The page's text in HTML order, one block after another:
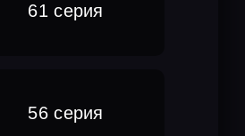
61 серия
56 серия